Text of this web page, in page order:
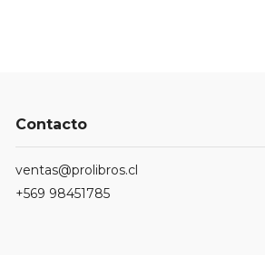
Contacto
ventas@prolibros.cl
+569 98451785